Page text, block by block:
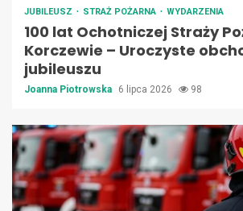
JUBILEUSZ STRAŻ POŻARNA WYDARZENIA
100 lat Ochotniczej Straży
Korczewie – Uroczyste
jubileuszu
Joanna Piotrowska 6 lipca 2026 98